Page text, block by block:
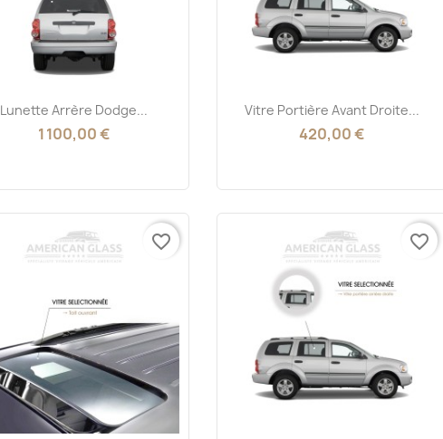
Aperçu rapide
Lunette Arrère Dodge...
1 100,00 €
Aperçu rapide
Vitre Portière Avant Droite...
420,00 €
favorite_border favorite_border